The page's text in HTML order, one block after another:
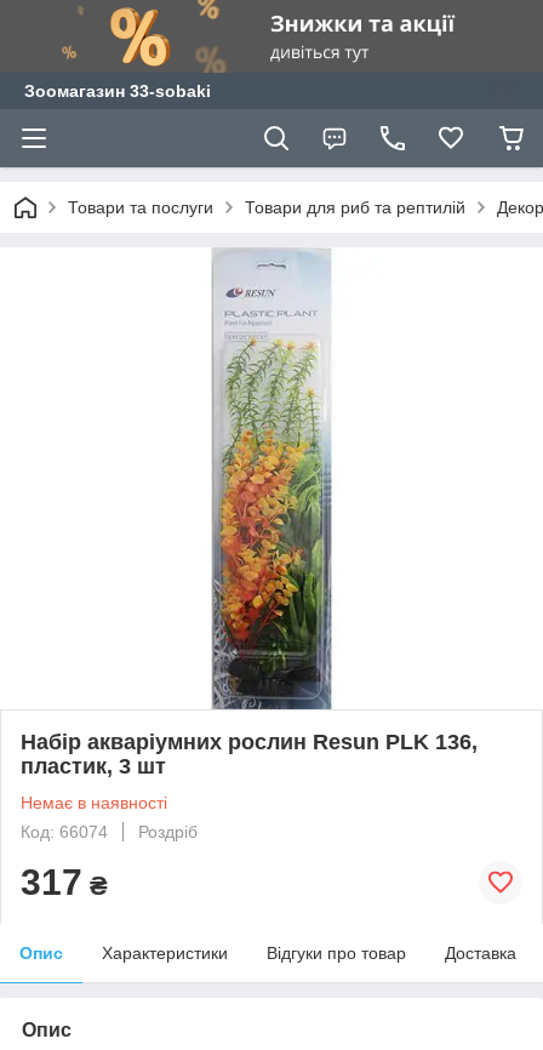
Зоомагазин 33-sobaki
Товари та послуги Товари для риб та рептилій
Набір акваріумних рослин Resun PLK 136,
пластик, 3 шт
Немає в наявності
Код: 66074
Роздріб
317 ₴
Опис Характеристики Відгуки про товар Доставка
Опис